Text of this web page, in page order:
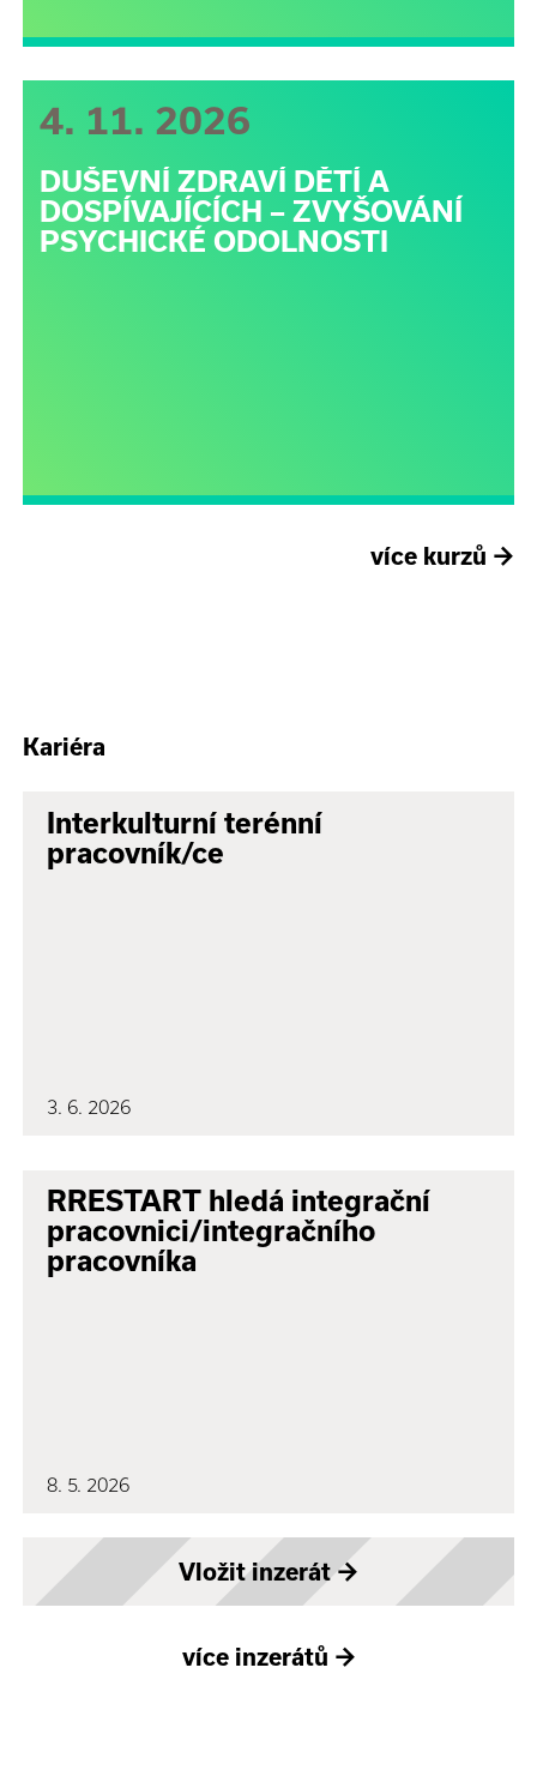
4. 11. 2026
DUŠEVNÍ ZDRAVÍ DĚTÍ A
DOSPÍVAJÍCÍCH – ZVYŠOVÁNÍ
PSYCHICKÉ ODOLNOSTI
více kurzů →
Kariéra
Interkulturní terénní
pracovník/ce
3. 6. 2026
RRESTART hledá integrační
pracovnici/integračního
pracovníka
8. 5. 2026
Vložit inzerát→
více inzerátů →